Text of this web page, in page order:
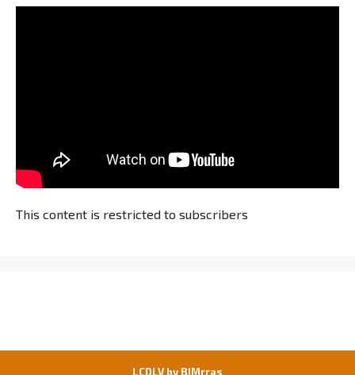
This content is restricted to subscribers
LCDLV by BIMrras